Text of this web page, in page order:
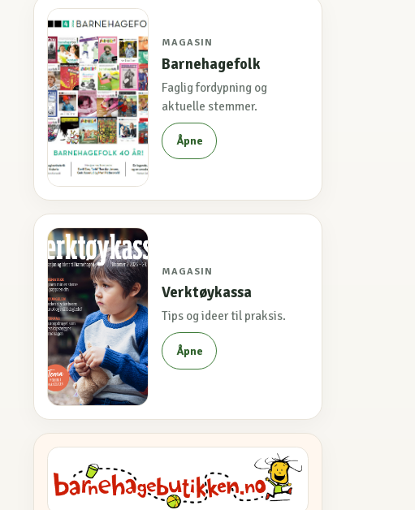
MAGASIN
Barnehagefolk
Faglig fordypning og
aktuelle stemmer.
Åpne
MAGASIN
Verktøykassa
Tips og ideer til praksis.
Åpne